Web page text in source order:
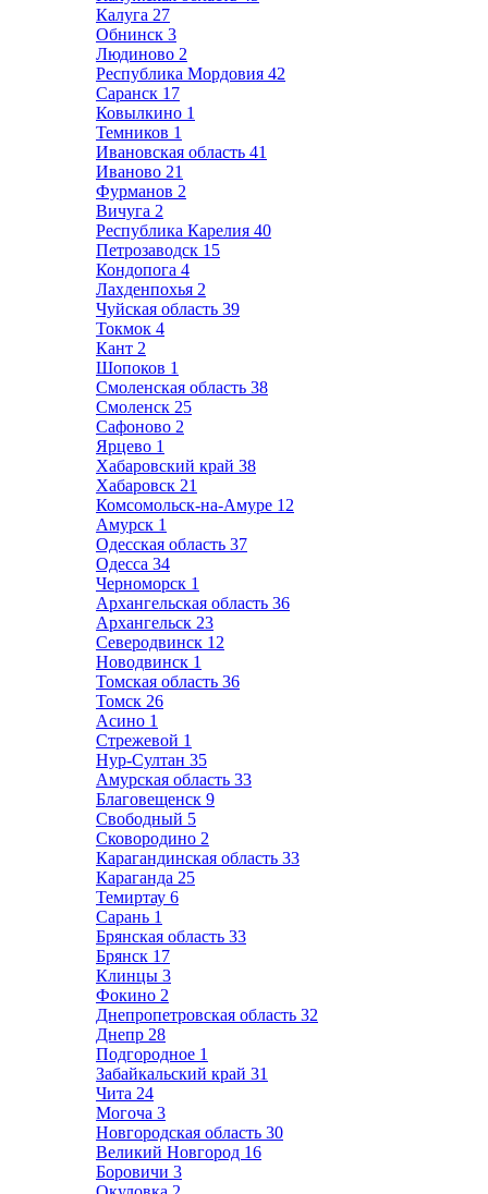
Калуга 27
Обнинск 3
Людиново 2
Республика Мордовия 42
Саранск 17
Ковылкино 1
Темников 1
Ивановская область 41
Иваново 21
Фурманов 2
Вичуга 2
Республика Карелия 40
Петрозаводск 15
Кондопога 4
Лахденпохья 2
Чуйская область 39
Токмок 4
Кант 2
Шопоков 1
Смоленская область 38
Смоленск 25
Сафоново 2
Ярцево 1
Хабаровский край 38
Хабаровск 21
Комсомольск-на-Амуре 12
Амурск 1
Одесская область 37
Одесса 34
Черноморск 1
Архангельская область 36
Архангельск 23
Северодвинск 12
Новодвинск 1
Томская область 36
Томск 26
Асино 1
Стрежевой 1
Нур-Султан 35
Амурская область 33
Благовещенск 9
Свободный 5
Сковородино 2
Карагандинская область 33
Караганда 25
Темиртау 6
Сарань 1
Брянская область 33
Брянск 17
Клинцы 3
Фокино 2
Днепропетровская область 32
Днепр 28
Подгородное 1
Забайкальский край 31
Чита 24
Могоча 3
Новгородская область 30
Великий Новгород 16
Боровичи 3